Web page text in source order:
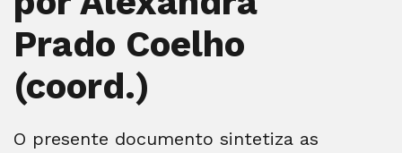
Prado Coelho
(coord.)
O presente documento sintetiza as